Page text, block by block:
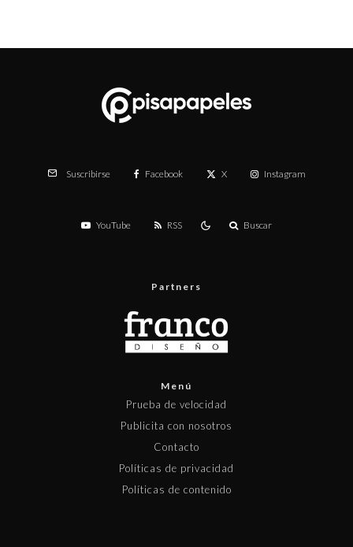
Suscribirse Facebook X Instagram
YouTube RSS Buscar
Partners
Menú
Prueba de velocidad
Publicita con nosotros
Contacto
Políticas de privacidad
Políticas de contenido